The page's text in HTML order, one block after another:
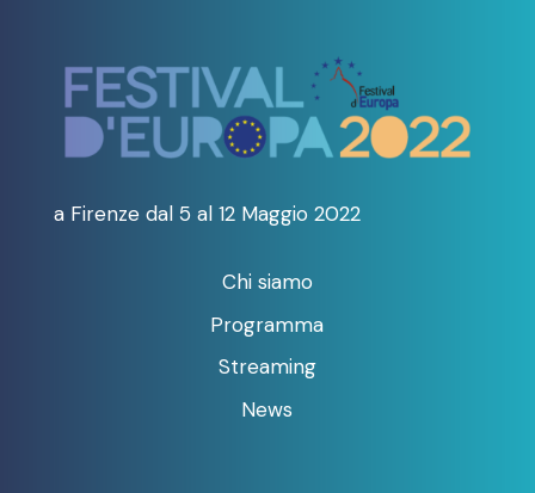
a Firenze dal 5 al 12 Maggio 2022
Chi siamo
Programma
Streaming
News